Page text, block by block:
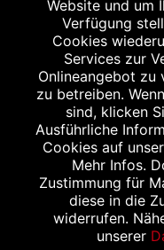
Abgabe in haushaltsüblichen
und Satzfehler keine Haftung.
Zu Risiken und
Sie Ihren Arzt oder Apotheker.
Angabe nach der deutschen
(AEP). Der AEP ist keine
AEP ist ein von den
Arzneimittel. Er entspricht in
Abgabepreis, zu dem eine
unter 12 Jahren) das Produkt
abrechnet. Der AEP ist der
Kostenübernahme durch die
Zwangsrabattes (zur Zeit 5%)
Unverbindliche
Website und um
Verfügung
Cookies
Services zur
Onlineangebot
zu betreiben.
sind, klicken
Ausführliche
Cookies auf
Mehr Infos.
Zustimmung für
diese in die
widerrufen.
unserer